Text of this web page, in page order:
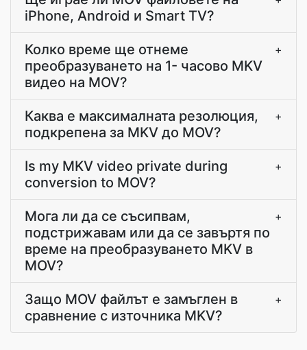
iPhone, Android и Smart TV?
Колко време ще отнеме
преобразуването на 1- часово MKV
видео на MOV?
+
Каква е максималната резолюция,
подкрепена за MKV до MOV?
+
Is my MKV video private during
conversion to MOV?
+
Мога ли да се съсипвам,
подстрижавам или да се завъртя по
време на преобразуването MKV в
MOV?
+
Защо MOV файлът е замъглен в
сравнение с източника MKV?
+